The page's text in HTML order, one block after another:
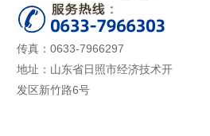
传真：0633-7966297
地址：山东省日照市经济技术开
发区新竹路6号